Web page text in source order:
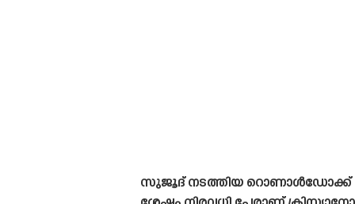
സുജൂദ് നടത്തിയ റൊണാൾഡോക്ക്